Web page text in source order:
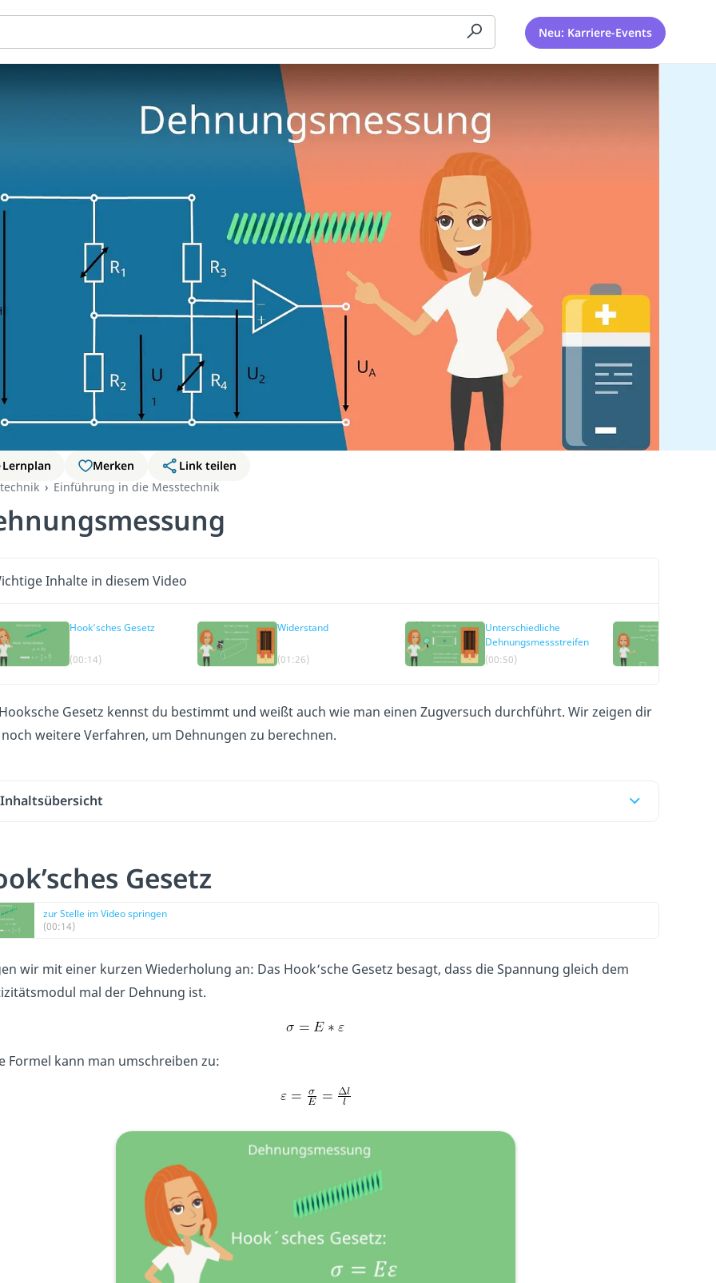
Neu: Karriere-Events
Lernplan Merken
Link teilen
Einführung in die Messtechnik
Inhalte in diesem Video
Hook’sches Gesetz
(00:14)
Widerstand
(01:26)
Unterschiedliche
Dehnungsmessstreifen
(00:50)
Gesetz kennst du bestimmt und weißt auch wie man einen Zugversuch durchführt. Wir zeigen dir
weitere Verfahren, um Dehnungen zu berechnen.
Inhaltsübersicht
Gesetz
zur Stelle im Video springen
(00:14)
wir mit einer kurzen Wiederholung an: Das Hook‘sche Gesetz besagt, dass die Spannung gleich dem
mal der Dehnung ist.
Formel kann man umschreiben zu: